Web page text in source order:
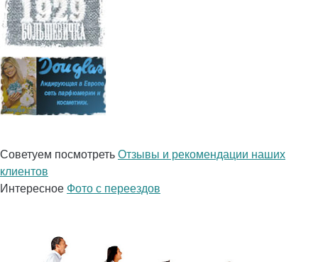
Советуем посмотреть Отзывы и рекомендации наших
клиентов
Интересное Фото с переездов